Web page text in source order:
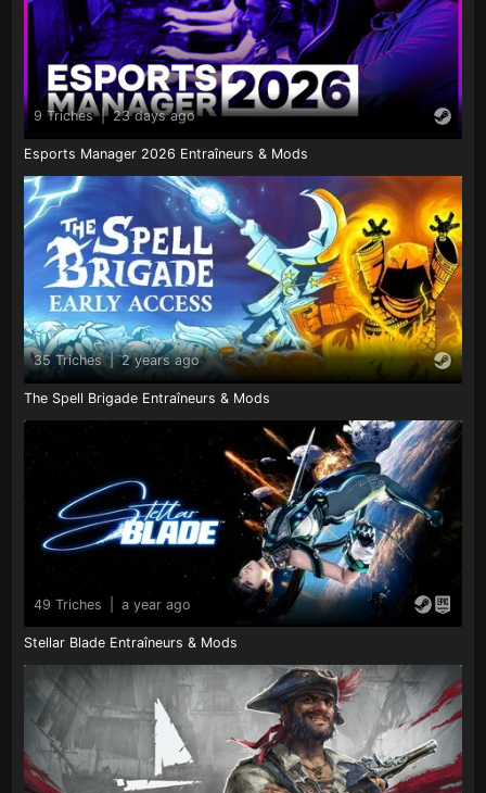
9 Triches | 23 days ago
Esports Manager 2026 Entraîneurs & Mods
35 Triches | 2 years ago
The Spell Brigade Entraîneurs & Mods
49 Triches a year ago
Stellar Blade Entraîneurs & Mods